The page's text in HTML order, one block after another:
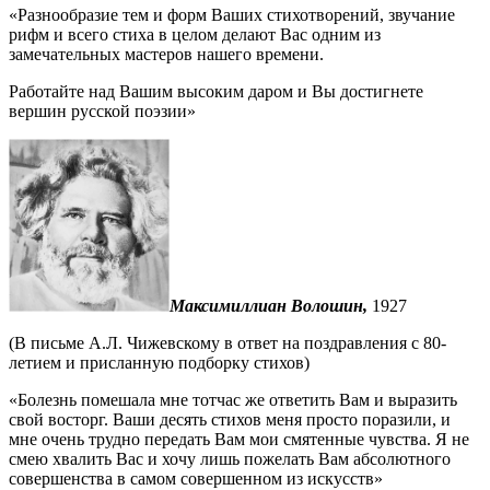
«Разнообразие тем и форм Ваших стихотворений, звучание
рифм и всего стиха в целом делают Вас одним из
замечательных мастеров нашего времени.
Работайте над Вашим высоким даром и Вы достигнете
вершин русской поэзии»
Максимиллиан Волошин, 1927
(В письме А.Л. Чижевскому в ответ на поздравления с 80-
летием и присланную подборку стихов)
«Болезнь помешала мне тотчас же ответить Вам и выразить
свой восторг. Ваши десять стихов меня просто поразили, и
мне очень трудно передать Вам мои смятенные чувства. Я не
смею хвалить Вас и хочу лишь пожелать Вам абсолютного
совершенства в самом совершенном из искусств»